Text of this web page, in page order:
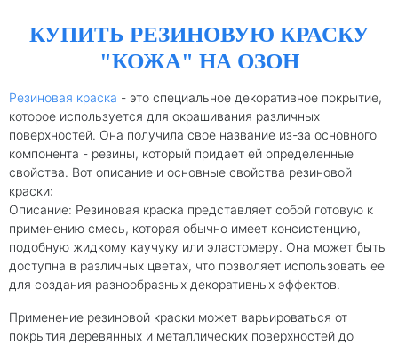
КУПИТЬ РЕЗИНОВУЮ КРАСКУ
"КОЖА" НА ОЗОН
Резиновая краска - это специальное декоративное покрытие,
которое используется для окрашивания различных
поверхностей. Она получила свое название из-за основного
компонента - резины, который придает ей определенные
свойства. Вот описание и основные свойства резиновой
краски:
Описание: Резиновая краска представляет собой готовую к
применению смесь, которая обычно имеет консистенцию,
подобную жидкому каучуку или эластомеру. Она может быть
доступна в различных цветах, что позволяет использовать ее
для создания разнообразных декоративных эффектов.
Применение резиновой краски может варьироваться от
покрытия деревянных и металлических поверхностей до